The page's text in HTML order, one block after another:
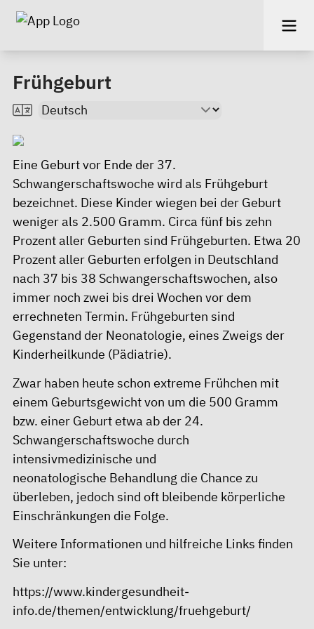
Frühgeburt
Eine Geburt vor Ende der 37.
Schwangerschaftswoche wird als Frühgeburt
bezeichnet. Diese Kinder wiegen bei der Geburt
weniger als 2.500 Gramm. Circa fünf bis zehn
Prozent aller Geburten sind Frühgeburten. Etwa 20
Prozent aller Geburten erfolgen in Deutschland
nach 37 bis 38 Schwangerschaftswochen, also
immer noch zwei bis drei Wochen vor dem
errechneten Termin. Frühgeburten sind
Gegenstand der Neonatologie, eines Zweigs der
Kinderheilkunde (Pädiatrie).
Zwar haben heute schon extreme Frühchen mit
einem Geburtsgewicht von um die 500 Gramm
bzw. einer Geburt etwa ab der 24.
Schwangerschaftswoche durch
intensivmedizinische und
neonatologische Behandlung die Chance zu
überleben, jedoch sind oft bleibende körperliche
Einschränkungen die Folge.
Weitere Informationen und hilfreiche Links finden
Sie unter:
https://www.kindergesundheit-
info.de/themen/entwicklung/fruehgeburt/